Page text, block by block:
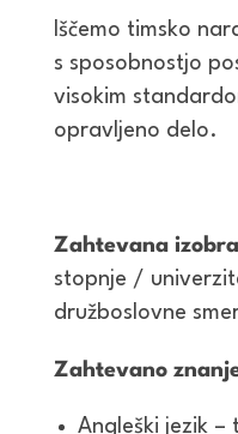
Iščemo timsko
s sposobnostjo
visokim
opravljeno delo.
Zahtevana
stopnje /
družboslovne
Zahtevano
Angleški jezik –